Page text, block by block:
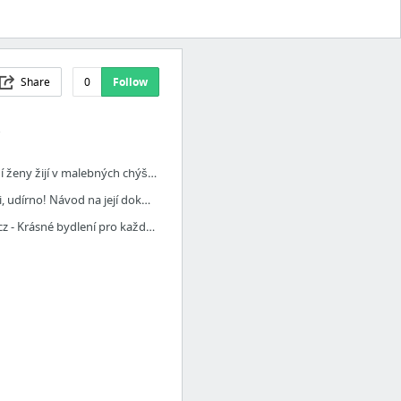
Share 0 Follow
Starší ženy žijí v malebných chýších, kde se oddávají službě místní komunitě – Novinky.cz
Táhni, udírno! Návod na její dokonalou stavbu | Prima
Favi.cz - Krásné bydlení pro každého